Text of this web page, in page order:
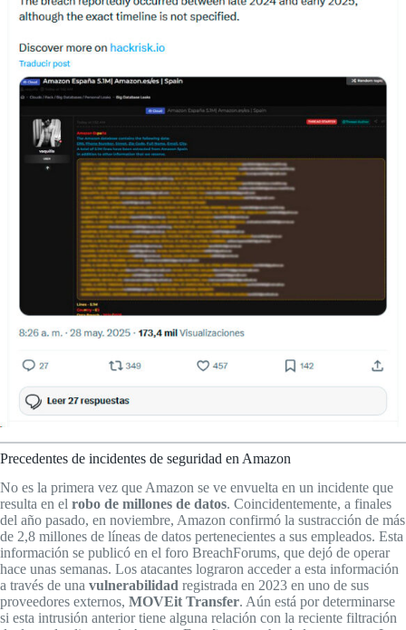
Precedentes de incidentes de seguridad en Amazon
No es la primera vez que Amazon se ve envuelta en un incidente que
resulta en el robo de millones de datos. Coincidentemente, a finales
del año pasado, en noviembre, Amazon confirmó la sustracción de más
de 2,8 millones de líneas de datos pertenecientes a sus empleados. Esta
información se publicó en el foro BreachForums, que dejó de operar
hace unas semanas. Los atacantes lograron acceder a esta información
a través de una vulnerabilidad registrada en 2023 en uno de sus
proveedores externos, MOVEit Transfer. Aún está por determinarse
si esta intrusión anterior tiene alguna relación con la reciente filtración